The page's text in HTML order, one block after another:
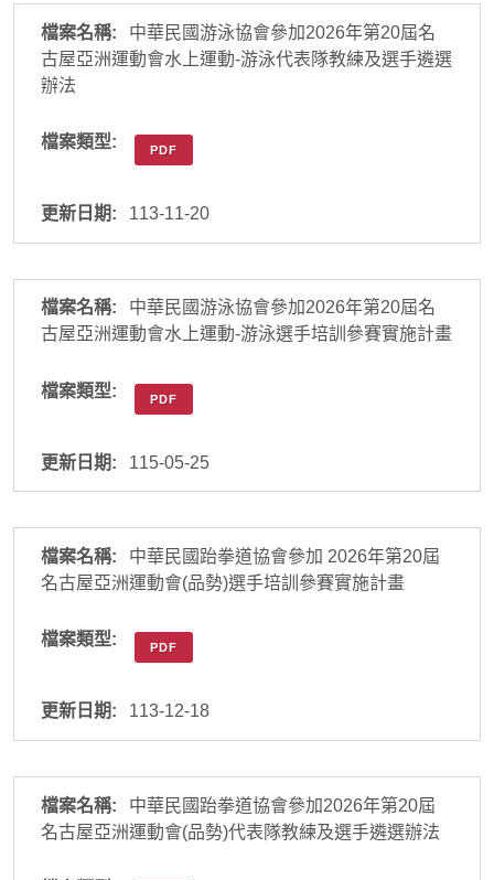
中華民國游泳協會參加2026年第20屆名
古屋亞洲運動會水上運動-游泳代表隊教練及選手遴選
辦法
PDF
113-11-20
中華民國游泳協會參加2026年第20屆名
古屋亞洲運動會水上運動-游泳選手培訓參賽實施計畫
PDF
115-05-25
中華民國跆拳道協會參加 2026年第20屆
名古屋亞洲運動會(品勢)選手培訓參賽實施計畫
PDF
113-12-18
中華民國跆拳道協會參加2026年第20屆
名古屋亞洲運動會(品勢)代表隊教練及選手遴選辦法